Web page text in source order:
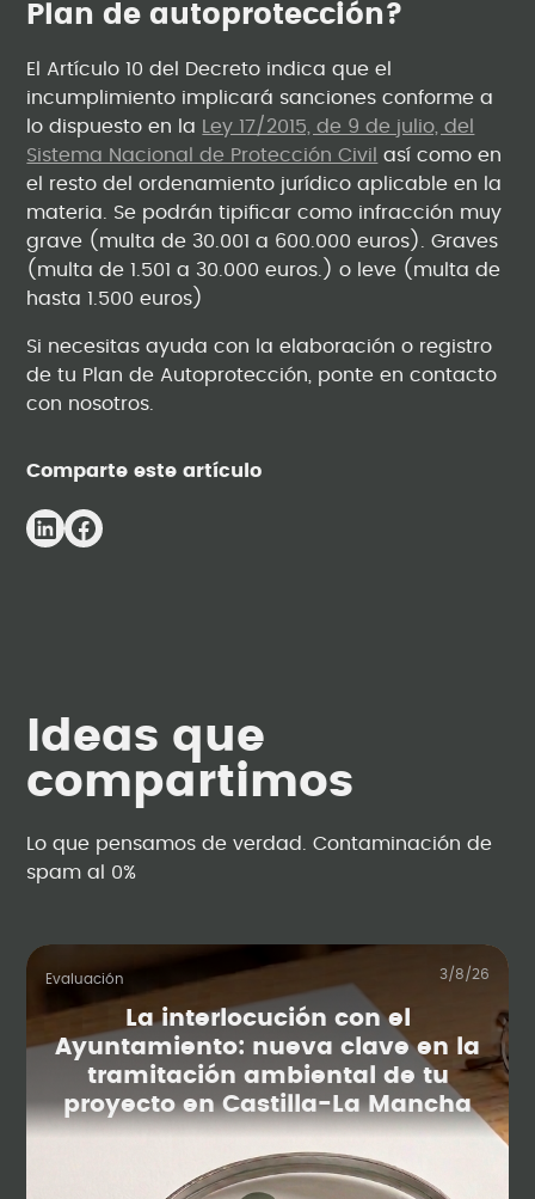
Comparte este artículo
Plan de autoprotección?
El Artículo 10 del Decreto indica que el
incumplimiento implicará sanciones conforme a
lo dispuesto en la
Ley 17/2015, de 9 de julio, del
Sistema Nacional de Protección Civil
así como en
el resto del ordenamiento jurídico aplicable en la
materia. Se podrán tipificar como infracción muy
grave (multa de 30.001 a 600.000 euros). Graves
(multa de 1.501 a 30.000 euros.) o leve (multa de
hasta 1.500 euros)
Si necesitas ayuda con la elaboración o registro
de tu Plan de Autoprotección, ponte en contacto
con nosotros.
Ideas que
compartimos
Lo que pensamos de verdad. Contaminación de
spam al 0%
Evaluación 3/8/26
La interlocución con el
Ayuntamiento: nueva clave en la
tramitación ambiental de tu
proyecto en Castilla-La Mancha